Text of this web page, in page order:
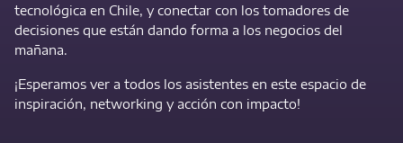
tecnológica en Chile, y conectar con los tomadores de
decisiones que están dando forma a los negocios del
mañana.
¡Esperamos ver a todos los asistentes en este espacio de
inspiración, networking y acción con impacto!